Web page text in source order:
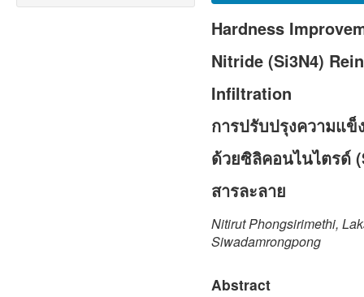
Hardness
Nitride (Si3N4)
Infiltration
การปรับปรุงความแข็
ด้วยซิลิคอนไนไตรด์
สารละลาย
Nitirut Phongsirimethi,
Siwadamrongpong
Abstract